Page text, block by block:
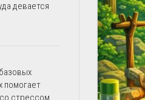
девается
помогает
стрессом